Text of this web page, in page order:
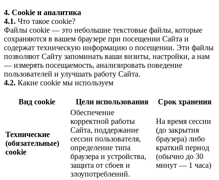
4. Cookie и аналитика
4.1. Что такое cookie?
Файлы cookie — это небольшие текстовые файлы, которые
сохраняются в вашем браузере при посещении Сайта и
содержат техническую информацию о посещении. Эти файлы
позволяют Сайту запоминать ваши визиты, настройки, а нам
— измерять посещаемость, анализировать поведение
пользователей и улучшать работу Сайта.
4.2. Какие cookie мы используем
Вид cookie Цели использования Срок хранения
Технические
(обязательные)
cookie
Обеспечение
корректной работы
Сайта, поддержание
сессии пользователя,
определение типа
браузера и устройства,
защита от сбоев и
злоупотреблений.
На время сессии
(до закрытия
браузера) либо
краткий период
(обычно до 30
минут — 1 часа)